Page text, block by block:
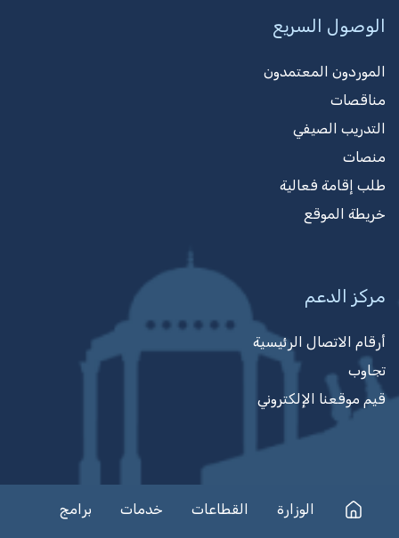
الوصول السريع
الموردون المعتمدون
مناقصات
التدريب الصيفي
منصات
طلب إقامة فعالية
خريطة الموقع
مركز الدعم
أرقام الاتصال الرئيسية
تجاوب
قيم موقعنا الإلكتروني
الوزارة القطاعات خدمات برامج